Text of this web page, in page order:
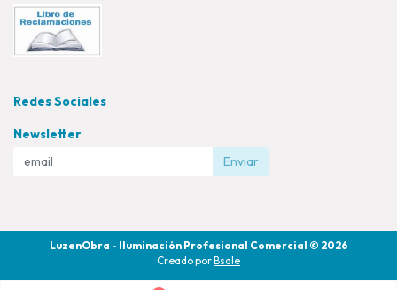
Redes Sociales
Newsletter
Enviar
LuzenObra - Iluminación Profesional Comercial © 2026
Creado porBsale